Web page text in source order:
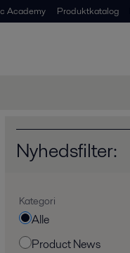
Academy Produktkatalog
Nyhedsfilter:
Kategori
Alle
Product News